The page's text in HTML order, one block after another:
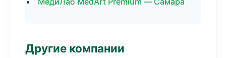
Другие компании